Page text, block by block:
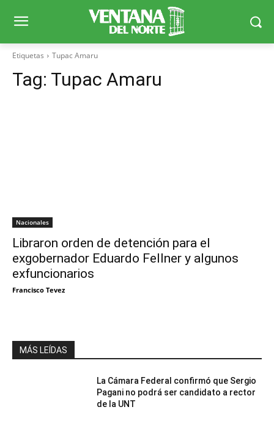
Etiquetas Tupac Amaru
Tag: Tupac Amaru
Nacionales
Libraron orden de detención para el
exgobernador Eduardo Fellner y algunos
exfuncionarios
Francisco Tevez
MÁS LEÍDAS
La Cámara Federal confirmó que Sergio
Pagani no podrá ser candidato a rector
de la UNT